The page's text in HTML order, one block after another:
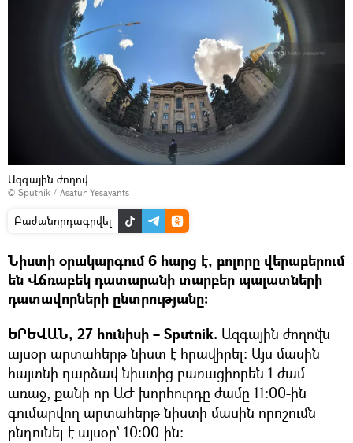
Ազգային ժողով
© Sputnik / Asatur Yesayants
Բաժանորդագրվել
Նիստի օրակարգում 6 հարց է, բոլորը վերաբերում
են Վճռաբեկ դատարանի տարբեր պալատների
դատավորների ընտրությանը։
ԵՐԵՎԱՆ, 27 հունիսի – Sputnik. Ազգային ժողովն
այսօր արտահերթ նիստ է հրավիրել։ Այս մասին
հայտնի դարձավ նիստից բառացիորեն 1 ժամ
առաջ, քանի որ ԱԺ խորհուրդը ժամը 11։00-ին
գումարվող արտահերթ նիստի մասին որոշումն
ընդունել է այսօր` 10։00-ին։